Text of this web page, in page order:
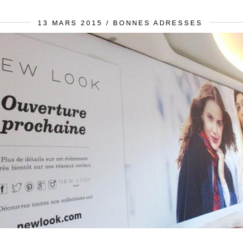
13 MARS 2015 BONNES ADRESSES